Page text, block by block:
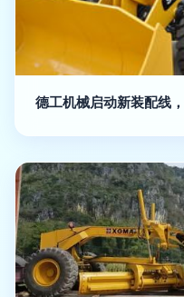
德工机械启动新装配线